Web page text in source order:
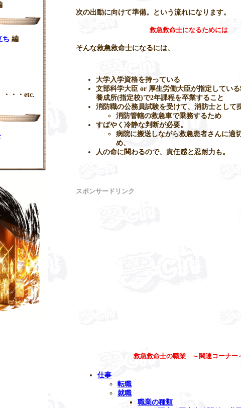
次の出動に向けて準備。という流れになります。
救急救命士になるためには
そんな救急救命士になるには、
大学入学資格を持っている
文部科学大臣 or 厚生労働大臣が指定してい
養成所(指定校)で2年課程を卒業すること
消防職の公務員試験を受けて、消防士として
消防管轄の救急車で乗務するため
すばやく冷静な判断が必要。
病院に搬送しながら救急患者さんに適
め、
人の命に関わるので、責任感と忍耐力も。
スポンサードリンク
救急救命士の職業 ～関連コーナー
仕事
転職
就職
職業の種類
ち 編
・・・etc.